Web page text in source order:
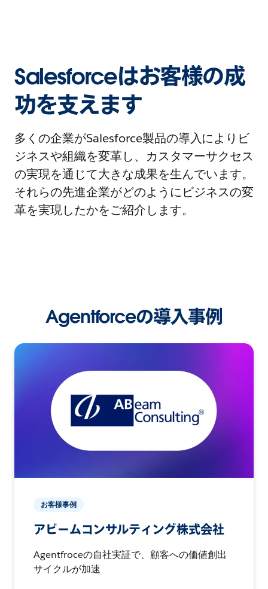
Salesforceはお客様の成
功を支えます
多くの企業がSalesforce製品の導入によりビ
ジネスや組織を変革し、カスタマーサクセス
の実現を通じて大きな成果を生んでいます。
それらの先進企業がどのようにビジネスの変
革を実現したかをご紹介します。
Agentforceの導入事例
お客様事例
アビームコンサルティング株式会社
Agentfroceの自社実証で、顧客への価値創出
サイクルが加速